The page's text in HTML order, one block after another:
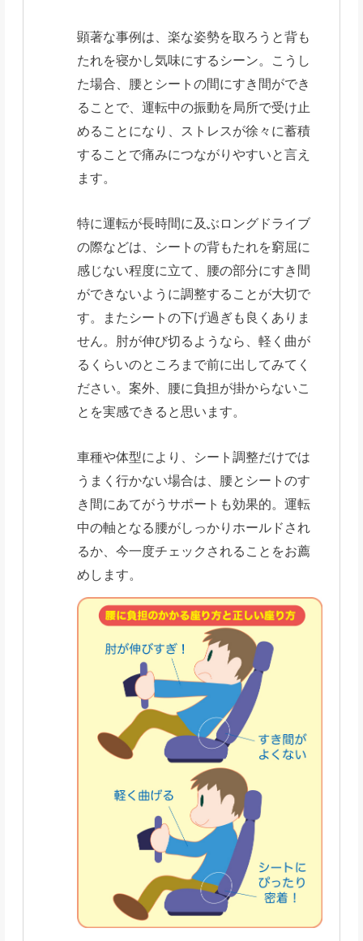
顕著な事例は、楽な姿勢を取ろうと背も
たれを寝かし気味にするシーン。こうし
た場合、腰とシートの間にすき間ができ
ることで、運転中の振動を局所で受け止
めることになり、ストレスが徐々に蓄積
することで痛みにつながりやすいと言え
ます。
特に運転が長時間に及ぶロングドライブ
の際などは、シートの背もたれを窮屈に
感じない程度に立て、腰の部分にすき間
ができないように調整することが大切で
す。またシートの下げ過ぎも良くありま
せん。肘が伸び切るようなら、軽く曲が
るくらいのところまで前に出してみてく
ださい。案外、腰に負担が掛からないこ
とを実感できると思います。
車種や体型により、シート調整だけでは
うまく行かない場合は、腰とシートのす
き間にあてがうサポートも効果的。運転
中の軸となる腰がしっかりホールドされ
るか、今一度チェックされることをお薦
めします。